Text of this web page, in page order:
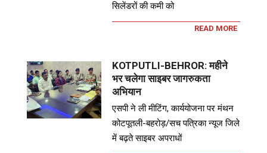
सिलेंडरों की कमी को
READ MORE
KOTPUTLI-BEHROR: महीने
भर चलेगा साइबर जागरुकता
अभियान
एसपी ने ली मीटिंग, कार्ययोजना पर मंथन
कोटपूतली-बहरोड़/सच पत्रिका न्यूज जिले
में बढ़ते साइबर अपराधों